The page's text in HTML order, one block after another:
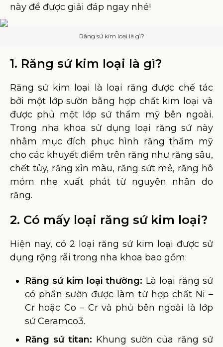
này để được giải đáp ngay nhé!
Răng sứ kim loại là gì?
1. Răng sứ kim loại là gì?
Răng sứ kim loại là loại răng được chế tác
bởi một lớp sườn bằng hợp chất kim loại và
được phủ một lớp sứ thẩm mỹ bên ngoài.
Trong nha khoa sử dụng loại răng sứ này
nhằm mục đích phục hình răng thẩm mỹ
cho các khuyết điểm trên răng như răng sâu,
chết tủy, răng xỉn màu, răng sứt mẻ, răng hô
móm nhẹ xuất phát từ nguyên nhân do
răng.
2. Có mấy loại răng sứ kim loại?
Hiện nay, có 2 loại răng sứ kim loại được sử
dụng rộng rãi trong nha khoa bao gồm:
Răng sứ kim loại thường: Là loại răng sứ
có phần sườn được làm từ hợp chất Ni –
Cr hoặc Co – Cr và phủ bên ngoài là lớp
sứ Ceramco3.
Răng sứ titan: Khung sườn của răng sứ